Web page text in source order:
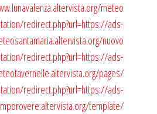
meteo
redirect.php?url=https://ads-
nuovo
redirect.php?url=https://ads-
pages/
redirect.php?url=https://ads-
template/